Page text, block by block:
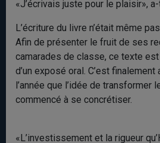
«J’écrivais juste pour le plaisir»,
L’écriture du livre n’était même
Afin de présenter le fruit de ses
camarades de classe, ce texte
d’un exposé oral. C’est finalement
l’année que l’idée de transformer
commencé à se concrétiser.
«L’investissement et la rigueur